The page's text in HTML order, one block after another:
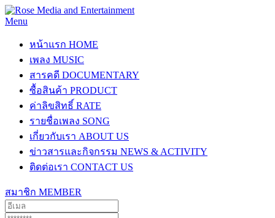
Menu
หน้าแรก HOME
เพลง MUSIC
สารคดี DOCUMENTARY
ซื้อสินค้า PRODUCT
ค่าลิขสิทธิ์ RATE
รายชื่อเพลง SONG
เกี่ยวกับเรา ABOUT US
ข่าวสารและกิจกรรม NEWS & ACTIVITY
ติดต่อเรา CONTACT US
สมาชิก MEMBER